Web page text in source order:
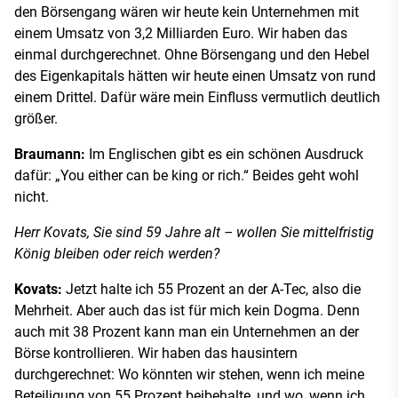
den Börsengang wären wir heute kein Unternehmen mit
einem Umsatz von 3,2 Milliarden Euro. Wir haben das
einmal durchgerechnet. Ohne Börsengang und den Hebel
des Eigenkapitals hätten wir heute einen Umsatz von rund
einem Drittel. Dafür wäre mein Einfluss vermutlich deutlich
größer.
Braumann: Im Englischen gibt es ein schönen Ausdruck
dafür: „You either can be king or rich.“ Beides geht wohl
nicht.
Herr Kovats, Sie sind 59 Jahre alt – wollen Sie mittelfristig
König bleiben oder reich werden?
Kovats: Jetzt halte ich 55 Prozent an der A-Tec, also die
Mehrheit. Aber auch das ist für mich kein Dogma. Denn
auch mit 38 Prozent kann man ein Unternehmen an der
Börse kontrollieren. Wir haben das hausintern
durchgerechnet: Wo könnten wir stehen, wenn ich meine